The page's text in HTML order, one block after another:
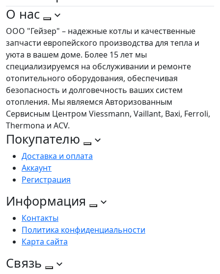
О нас
ООО "Гейзер" – надежные котлы и качественные
запчасти европейского производства для тепла и
уюта в вашем доме. Более 15 лет мы
специализируемся на обслуживании и ремонте
отопительного оборудования, обеспечивая
безопасность и долговечность ваших систем
отопления. Мы являемся Авторизованным
Сервисным Центром Viessmann, Vaillant, Baxi, Ferroli,
Thermona и ACV.
Покупателю
Доставка и оплата
Аккаунт
Регистрация
Информация
Контакты
Политика конфиденциальности
Карта сайта
Связь